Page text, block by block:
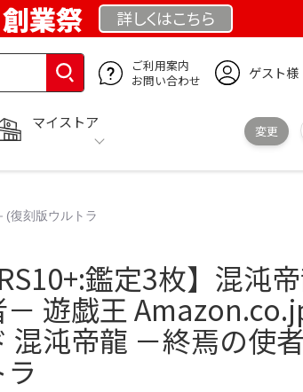
業祭 詳しくはこちら
ご利用案内
お問い合わせ
ゲスト様
マイストア
変更
(復刻版ウルトラ
鑑定3枚】混沌
遊戯王
混沌帝龍 －終焉の使